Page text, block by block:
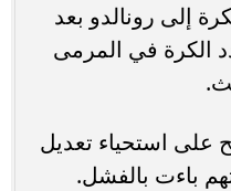
إلى رونالدو بعد
الكرة في المرمى
على استحياء تعديل
باءت بالفشل.